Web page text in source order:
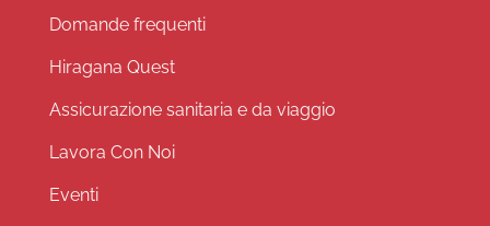
Domande frequenti
Hiragana Quest
Assicurazione sanitaria e da viaggio
Lavora Con Noi
Eventi